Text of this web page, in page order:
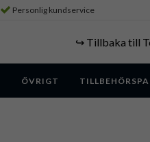
Personlig kundservice
↪️ Tillbaka till
ÖVRIGT